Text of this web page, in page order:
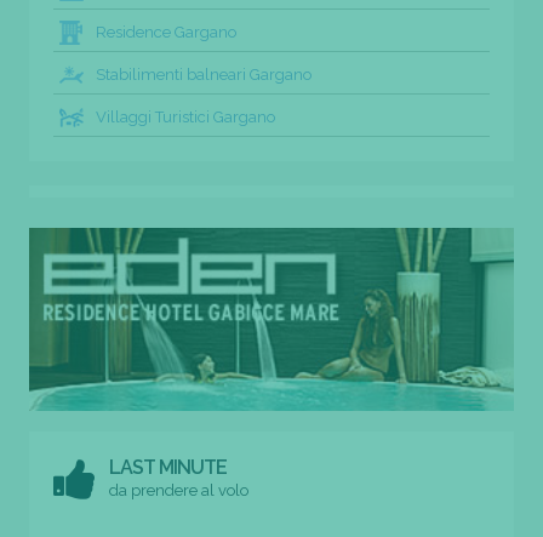
Residence Gargano
Stabilimenti balneari Gargano
Villaggi Turistici Gargano
LAST MINUTE
da prendere al volo